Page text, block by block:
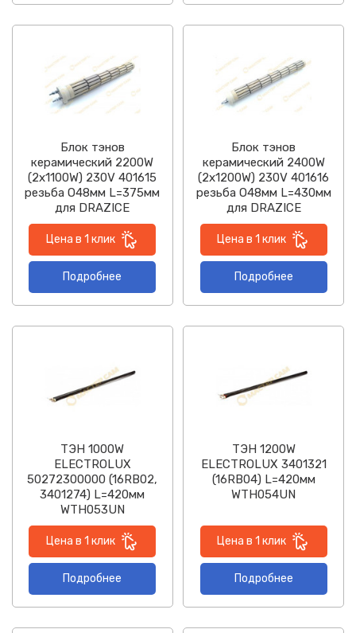
Блок тэнов
керамический 2200W
(2х1100W) 230V 401615
резьба O48мм L=375мм
для DRAZICE
Цена в 1 клик
Подробнее
Блок тэнов
керамический 2400W
(2х1200W) 230V 401616
резьба O48мм L=430мм
для DRAZICE
Цена в 1 клик
Подробнее
ТЭН 1000W
ELECTROLUX
50272300000 (16RB02,
3401274) L=420мм
WTH053UN
Цена в 1 клик
Подробнее
ТЭН 1200W
ELECTROLUX 3401321
(16RB04) L=420мм
WTH054UN
Цена в 1 клик
Подробнее